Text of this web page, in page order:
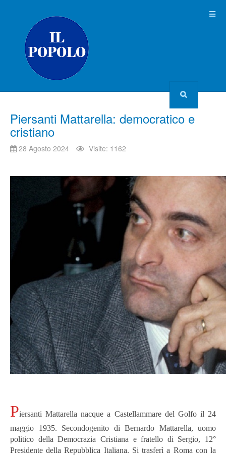
Piersanti Mattarella: democratico e
cristiano
28 Agosto 2024 Visite: 1162
Piersanti Mattarella nacque a Castellammare del Golfo il 24
maggio 1935. Secondogenito di Bernardo Mattarella, uomo
politico della Democrazia Cristiana e fratello di Sergio, 12°
Presidente della Repubblica Italiana. Si trasferì a Roma con la